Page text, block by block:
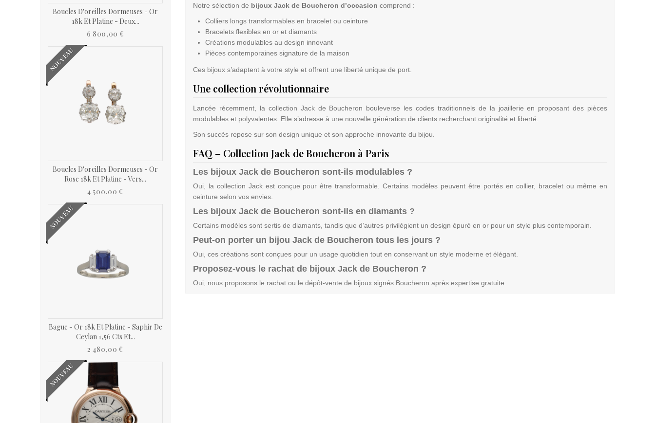
Boucles D'oreilles Dormeuses - Or
18k Et Platine - Deux...
6 800,00 €
NOUVEAU
Boucles D'oreilles Dormeuses - Or
Rose 18k Et Platine - Vers...
4 500,00 €
NOUVEAU
Bague - Or 18k Et Platine - Saphir De
Ceylan 1,56 Cts Et...
2 480,00 €
NOUVEAU
Notre sélection de bijoux Jack de Boucheron d’occasion comprend :
Colliers longs transformables en bracelet ou ceinture
Bracelets flexibles en or et diamants
Créations modulables au design innovant
Pièces contemporaines signature de la maison
Ces bijoux s’adaptent à votre style et offrent une liberté unique de port.
Une collection révolutionnaire
Lancée récemment, la collection Jack de Boucheron bouleverse les codes traditionnels de la joaillerie en proposant des pièces
modulables et polyvalentes. Elle s’adresse à une nouvelle génération de clients recherchant originalité et liberté.
Son succès repose sur son design unique et son approche innovante du bijou.
FAQ – Collection Jack de Boucheron à Paris
Les bijoux Jack de Boucheron sont-ils modulables ?
Oui, la collection Jack est conçue pour être transformable. Certains modèles peuvent être portés en collier, bracelet ou même en
ceinture selon vos envies.
Les bijoux Jack de Boucheron sont-ils en diamants ?
Certains modèles sont sertis de diamants, tandis que d’autres privilégient un design épuré en or pour un style plus contemporain.
Peut-on porter un bijou Jack de Boucheron tous les jours ?
Oui, ces créations sont conçues pour un usage quotidien tout en conservant un style moderne et élégant.
Proposez-vous le rachat de bijoux Jack de Boucheron ?
Oui, nous proposons le rachat ou le dépôt-vente de bijoux signés Boucheron après expertise gratuite.